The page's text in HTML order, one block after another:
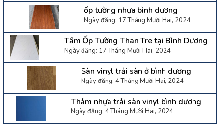
ốp tường nhựa bình dương
Ngày đăng: 17 Tháng Mười Hai, 2024
Tấm Ốp Tường Than Tre tại Bình Dương
Ngày đăng: 17 Tháng Mười Hai, 2024
Sàn vinyl trải sàn ở bình dương
Ngày đăng: 4 Tháng Mười Hai, 2024
Thảm nhựa trải sàn vinyl bình dương
Ngày đăng: 4 Tháng Mười Hai, 2024